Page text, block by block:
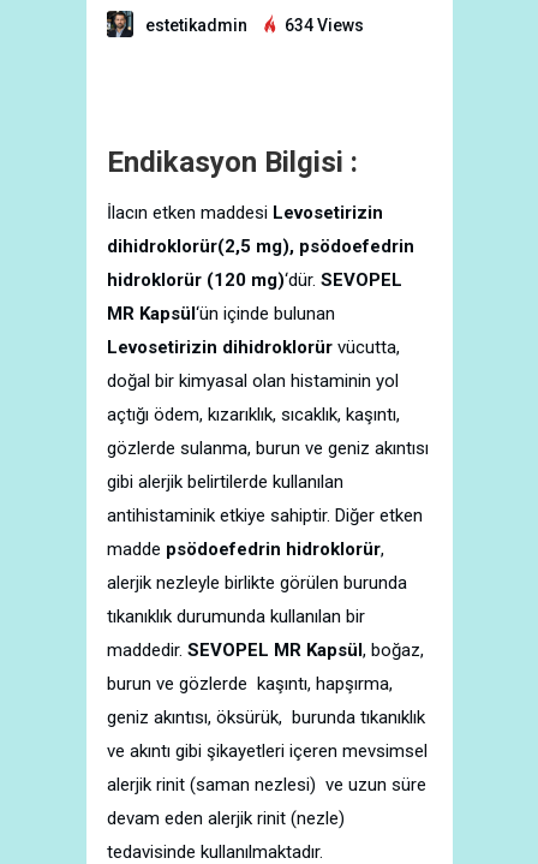
estetikadmin 634 Views
Endikasyon Bilgisi :
İlacın etken maddesi Levosetirizin
dihidroklorür(2,5 mg), psödoefedrin
hidroklorür (120 mg)‘dür. SEVOPEL
MR Kapsül‘ün içinde bulunan
Levosetirizin dihidroklorür vücutta,
doğal bir kimyasal olan histaminin yol
açtığı ödem, kızarıklık, sıcaklık, kaşıntı,
gözlerde sulanma, burun ve geniz akıntısı
gibi alerjik belirtilerde kullanılan
antihistaminik etkiye sahiptir. Diğer etken
madde psödoefedrin hidroklorür,
alerjik nezleyle birlikte görülen burunda
tıkanıklık durumunda kullanılan bir
maddedir. SEVOPEL MR Kapsül, boğaz,
burun ve gözlerde kaşıntı, hapşırma,
geniz akıntısı, öksürük, burunda tıkanıklık
ve akıntı gibi şikayetleri içeren mevsimsel
alerjik rinit (saman nezlesi) ve uzun süre
devam eden alerjik rinit (nezle)
tedavisinde kullanılmaktadır.